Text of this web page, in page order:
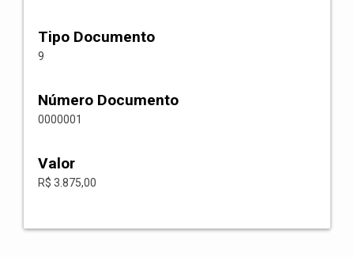
Tipo Documento
9
Número Documento
0000001
Valor
R$ 3.875,00